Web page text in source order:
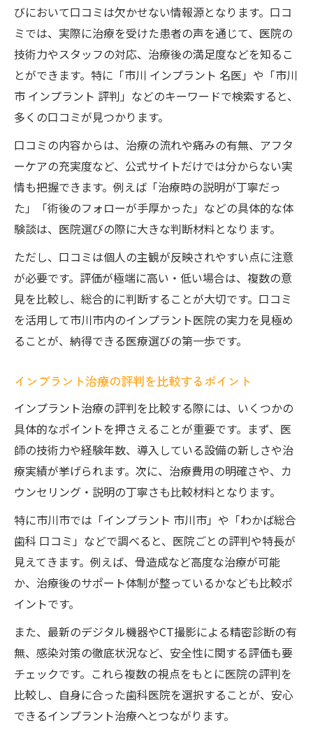
びにおいて口コミは欠かせない情報源となります。口コ
ミでは、実際に治療を受けた患者の声を通じて、医院の
技術力やスタッフの対応、治療後の満足度などを知るこ
とができます。特に「市川 インプラント 名医」や「市川
市 インプラント 評判」などのキーワードで検索すると、
多くの口コミが見つかります。
口コミの内容からは、治療の流れや痛みの有無、アフタ
ーケアの充実度など、公式サイトだけでは分からない実
情も把握できます。例えば「治療時の説明が丁寧だっ
た」「術後のフォローが手厚かった」などの具体的な体
験談は、医院選びの際に大きな判断材料となります。
ただし、口コミは個人の主観が反映されやすい点に注意
が必要です。評価が極端に高い・低い場合は、複数の意
見を比較し、総合的に判断することが大切です。口コミ
を活用して市川市内のインプラント医院の実力を見極め
ることが、納得できる医療選びの第一歩です。
インプラント治療の評判を比較するポイント
インプラント治療の評判を比較する際には、いくつかの
具体的なポイントを押さえることが重要です。まず、医
師の技術力や経験年数、導入している設備の新しさや治
療実績が挙げられます。次に、治療費用の明確さや、カ
ウンセリング・説明の丁寧さも比較材料となります。
特に市川市では「インプラント 市川市」や「わかば総合
歯科 口コミ」などで調べると、医院ごとの評判や特長が
見えてきます。例えば、骨造成など高度な治療が可能
か、治療後のサポート体制が整っているかなども比較ポ
イントです。
また、最新のデジタル機器やCT撮影による精密診断の有
無、感染対策の徹底状況など、安全性に関する評価も要
チェックです。これら複数の視点をもとに医院の評判を
比較し、自身に合った歯科医院を選択することが、安心
できるインプラント治療へとつながります。